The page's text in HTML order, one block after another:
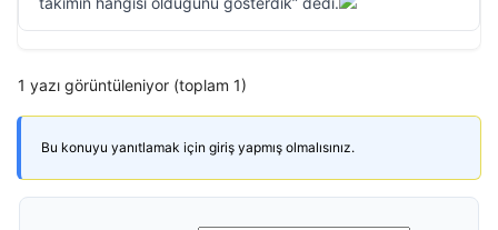
1 yazı görüntüleniyor (toplam 1)
Bu konuyu yanıtlamak için giriş yapmış olmalısınız.